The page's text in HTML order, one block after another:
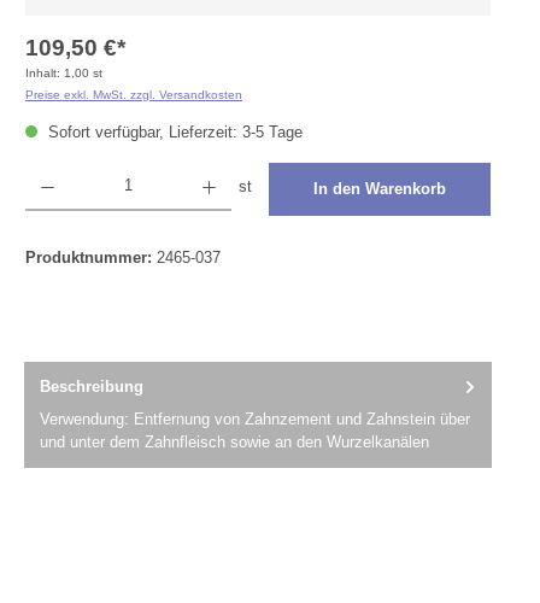
109,50 €*
Inhalt: 1,00 st
Preise exkl. MwSt. zzgl. Versandkosten
Sofort verfügbar, Lieferzeit: 3-5 Tage
st In den Warenkorb
Produktnummer: 2465-037
Beschreibung
Verwendung: Entfernung von Zahnzement und Zahnstein über
und unter dem Zahnfleisch sowie an den Wurzelkanälen